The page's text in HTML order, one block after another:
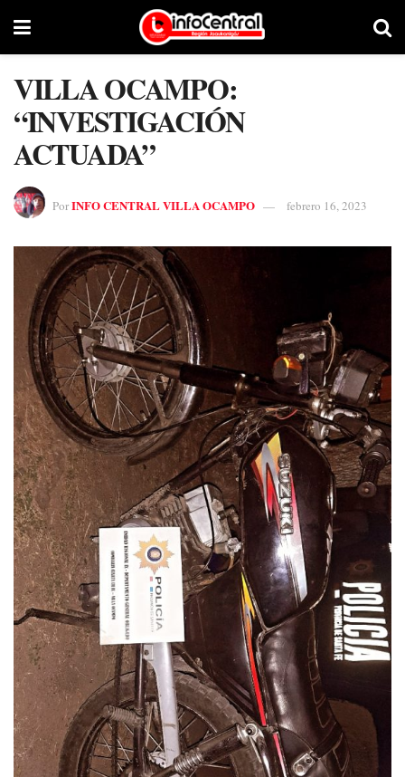
VILLA OCAMPO:
“INVESTIGACIÓN
ACTUADA”
PorINFO CENTRAL VILLA OCAMPO febrero 16, 2023